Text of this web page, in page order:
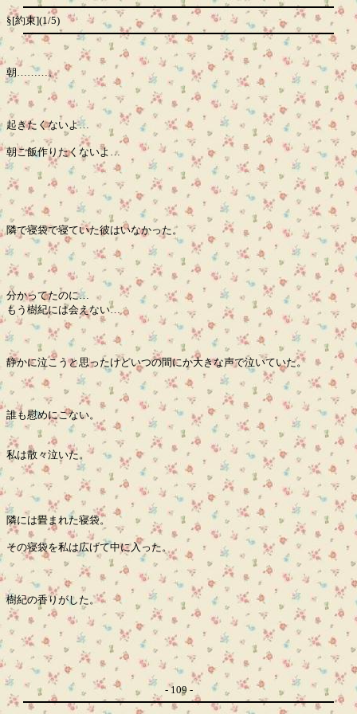
§[約束](1/5)
朝………。
起きたくないよ…
朝ご飯作りたくないよ…
隣で寝袋で寝ていた彼はいなかった。
分かってたのに…
もう樹紀には会えない…
静かに泣こうと思ったけどいつの間にか大きな声で泣いていた。
誰も慰めにこない。
私は散々泣いた。
隣には畳まれた寝袋。
その寝袋を私は広げて中に入った。
樹紀の香りがした。
- 109 -